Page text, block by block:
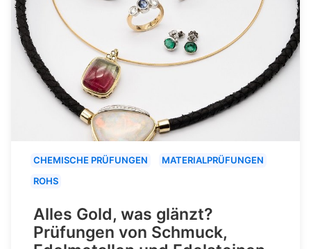
CHEMISCHE PRÜFUNGEN
MATERIALPRÜFUNGEN
ROHS
Alles Gold, was glänzt?
Prüfungen von Schmuck,